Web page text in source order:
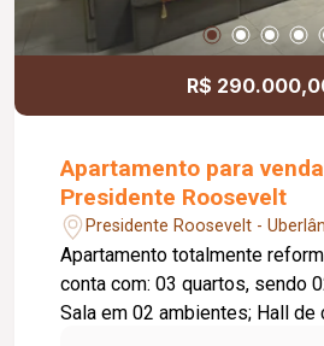
R$
Apartamento para
Presidente Roosevelt
Presidente Roosevelt -
Apartamento totalmente reformado. O
conta com: 03 quartos, sendo
Sala em 02 ambientes; Hall de